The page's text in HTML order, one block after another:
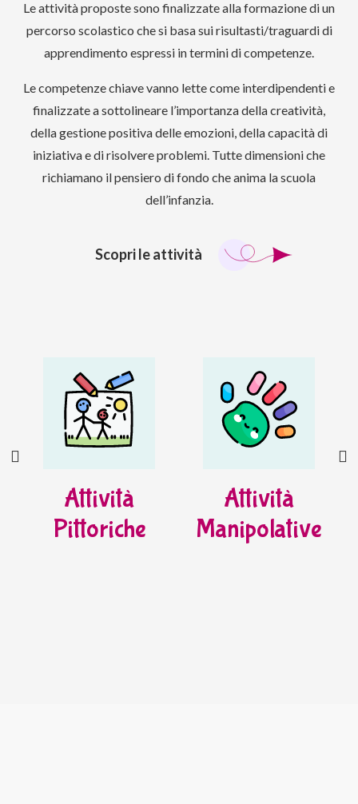
Le attività proposte sono finalizzate alla formazione di un
percorso scolastico che si basa sui risultasti/traguardi di
apprendimento espressi in termini di competenze.
Le competenze chiave vanno lette come interdipendenti e
finalizzate a sottolineare l’importanza della creatività,
della gestione positiva delle emozioni, della capacità di
iniziativa e di risolvere problemi. Tutte dimensioni che
richiamano il pensiero di fondo che anima la scuola
dell’infanzia.
Scopri le attività
Attività
Pittoriche
Attività
Manipolative